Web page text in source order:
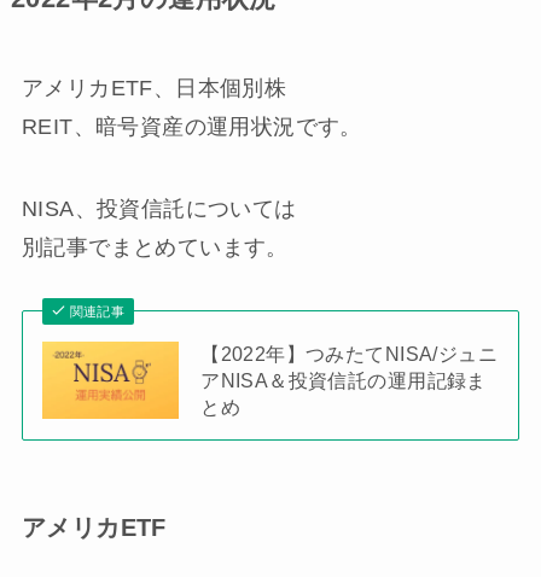
アメリカETF、日本個別株
REIT、暗号資産の運用状況です。
NISA、投資信託については
別記事でまとめています。
関連記事
【2022年】つみたてNISA/ジュニ
アNISA＆投資信託の運用記録ま
とめ
アメリカETF